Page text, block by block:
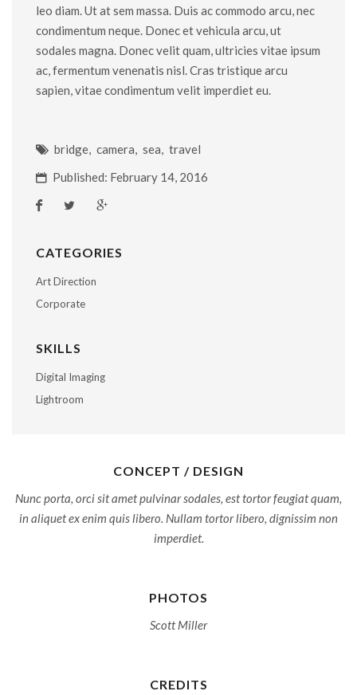
leo diam. Ut at sem massa. Duis ac commodo arcu, nec
condimentum neque. Donec et vehicula arcu, ut
sodales magna. Donec velit quam, ultricies vitae ipsum
ac, fermentum venenatis nisl. Cras tristique arcu
sapien, vitae condimentum velit imperdiet eu.
bridge, camera, sea, travel
Published: February 14, 2016
CATEGORIES
Art Direction
Corporate
SKILLS
Digital Imaging
Lightroom
CONCEPT / DESIGN
Nunc porta, orci sit amet pulvinar sodales, est tortor feugiat quam,
in aliquet ex enim quis libero. Nullam tortor libero, dignissim non
imperdiet.
PHOTOS
Scott Miller
CREDITS